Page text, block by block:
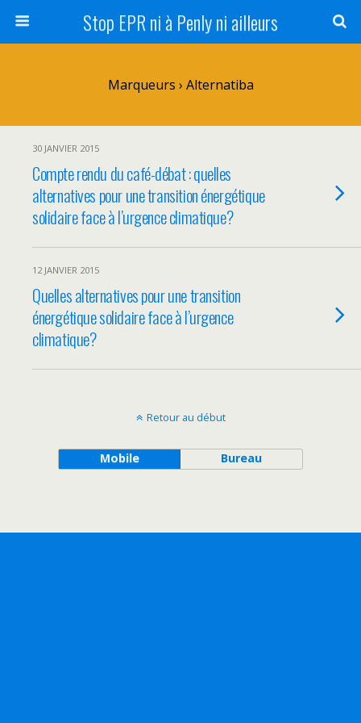
Stop EPR ni à Penly ni ailleurs
Marqueurs › Alternatiba
30 JANVIER 2015
Compte rendu du café-débat : quelles
alternatives pour une transition énergétique
solidaire face à l’urgence climatique?
12 JANVIER 2015
Quelles alternatives pour une transition
énergétique solidaire face à l’urgence
climatique?
Retour au début
Mobile Bureau